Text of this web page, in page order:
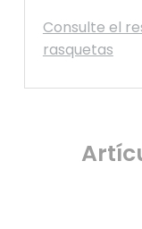
Consulte el
rasquetas